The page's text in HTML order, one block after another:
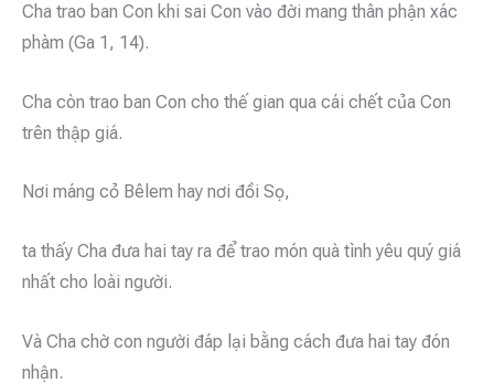
Cha trao ban Con khi sai Con vào đời mang thân phận xác
phàm (Ga 1, 14).
Cha còn trao ban Con cho thế gian qua cái chết của Con
trên thập giá.
Nơi máng cỏ Bêlem hay nơi đồi Sọ,
ta thấy Cha đưa hai tay ra để trao món quà tình yêu quý giá
nhất cho loài người.
Và Cha chờ con người đáp lại bằng cách đưa hai tay đón
nhận.